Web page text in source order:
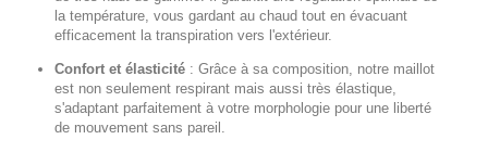
la température, vous gardant au chaud tout en évacuant
efficacement la transpiration vers l'extérieur.
Confort et élasticité : Grâce à sa composition, notre maillot
est non seulement respirant mais aussi très élastique,
s'adaptant parfaitement à votre morphologie pour une liberté
de mouvement sans pareil.